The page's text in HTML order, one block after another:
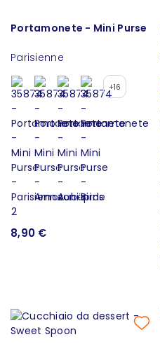
Portamonete - Mini Purse
Parisienne
+16
8,90 €